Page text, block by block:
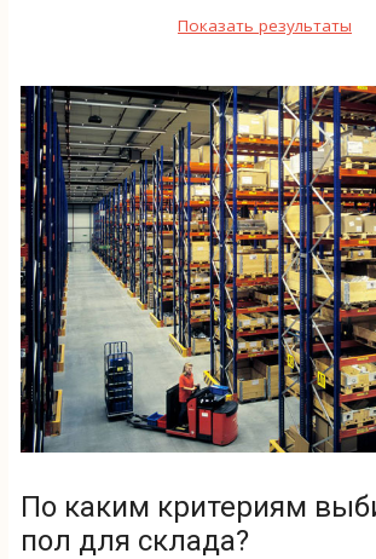
Показать результаты
По каким критериям
пол для склада?